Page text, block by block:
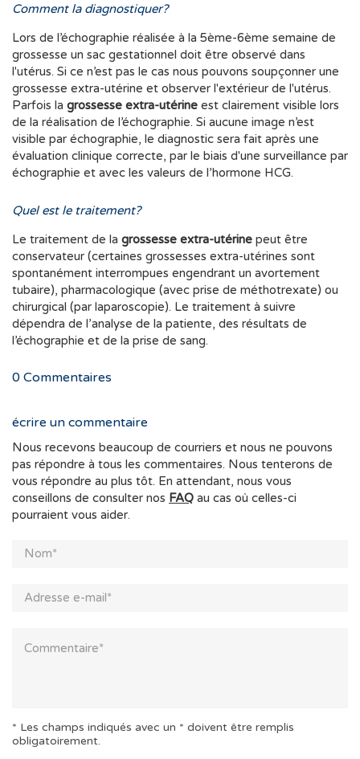
Comment la diagnostiquer?
Lors de l’échographie réalisée à la 5ème-6ème semaine de
grossesse un sac gestationnel doit être observé dans
l'utérus. Si ce n’est pas le cas nous pouvons soupçonner une
grossesse extra-utérine et observer l'extérieur de l'utérus.
Parfois la grossesse extra-utérine est clairement visible lors
de la réalisation de l’échographie. Si aucune image n’est
visible par échographie, le diagnostic sera fait après une
évaluation clinique correcte, par le biais d'une surveillance par
échographie et avec les valeurs de l’hormone HCG.
Quel est le traitement?
Le traitement de la grossesse extra-utérine peut être
conservateur (certaines grossesses extra-utérines sont
spontanément interrompues engendrant un avortement
tubaire), pharmacologique (avec prise de méthotrexate) ou
chirurgical (par laparoscopie). Le traitement à suivre
dépendra de l’analyse de la patiente, des résultats de
l’échographie et de la prise de sang.
0 Commentaires
écrire un commentaire
Nous recevons beaucoup de courriers et nous ne pouvons
pas répondre à tous les commentaires. Nous tenterons de
vous répondre au plus tôt. En attendant, nous vous
conseillons de consulter nos FAQ au cas où celles-ci
pourraient vous aider.
* Les champs indiqués avec un * doivent être remplis
obligatoirement.